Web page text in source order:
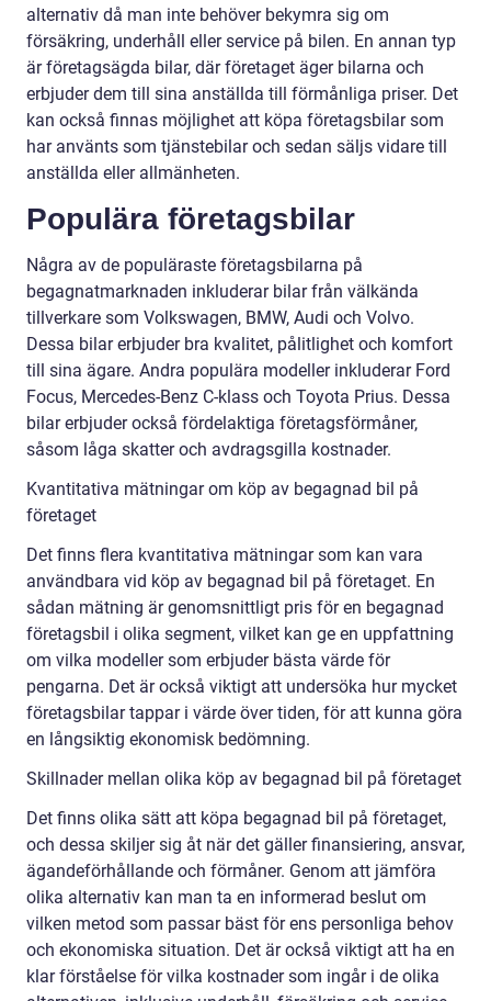
alternativ då man inte behöver bekymra sig om
försäkring, underhåll eller service på bilen. En annan typ
är företagsägda bilar, där företaget äger bilarna och
erbjuder dem till sina anställda till förmånliga priser. Det
kan också finnas möjlighet att köpa företagsbilar som
har använts som tjänstebilar och sedan säljs vidare till
anställda eller allmänheten.
Populära företagsbilar
Några av de populäraste företagsbilarna på
begagnatmarknaden inkluderar bilar från välkända
tillverkare som Volkswagen, BMW, Audi och Volvo.
Dessa bilar erbjuder bra kvalitet, pålitlighet och komfort
till sina ägare. Andra populära modeller inkluderar Ford
Focus, Mercedes-Benz C-klass och Toyota Prius. Dessa
bilar erbjuder också fördelaktiga företagsförmåner,
såsom låga skatter och avdragsgilla kostnader.
Kvantitativa mätningar om köp av begagnad bil på
företaget
Det finns flera kvantitativa mätningar som kan vara
användbara vid köp av begagnad bil på företaget. En
sådan mätning är genomsnittligt pris för en begagnad
företagsbil i olika segment, vilket kan ge en uppfattning
om vilka modeller som erbjuder bästa värde för
pengarna. Det är också viktigt att undersöka hur mycket
företagsbilar tappar i värde över tiden, för att kunna göra
en långsiktig ekonomisk bedömning.
Skillnader mellan olika köp av begagnad bil på företaget
Det finns olika sätt att köpa begagnad bil på företaget,
och dessa skiljer sig åt när det gäller finansiering, ansvar,
ägandeförhållande och förmåner. Genom att jämföra
olika alternativ kan man ta en informerad beslut om
vilken metod som passar bäst för ens personliga behov
och ekonomiska situation. Det är också viktigt att ha en
klar förståelse för vilka kostnader som ingår i de olika